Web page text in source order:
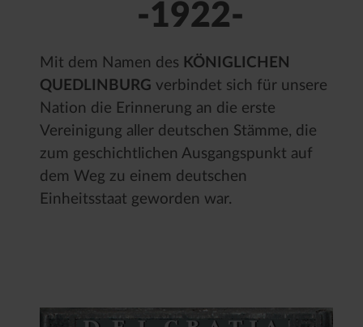
-1922-
Mit dem Namen des KÖNIGLICHEN
QUEDLINBURG verbindet sich für unsere
Nation die Erinnerung an die erste
Vereinigung aller deutschen Stämme, die
zum geschichtlichen Ausgangspunkt auf
dem Weg zu einem deutschen
Einheitsstaat geworden war.